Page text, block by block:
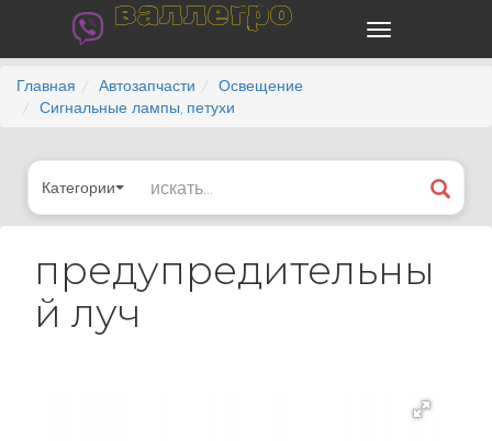
валлегро
Главная Автозапчасти
Освещение
Сигнальные лампы, петухи
Категории
предупредительны
й луч